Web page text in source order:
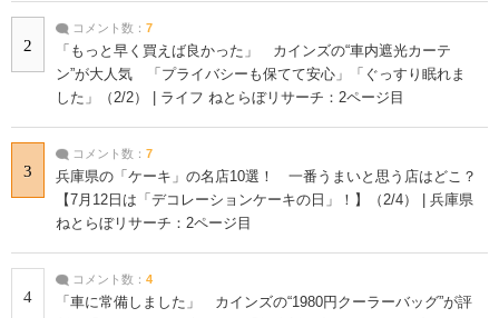
2
コメント数： 7
「もっと早く買えば良かった」 カインズの“車内遮光カーテ
ン”が大人気 「プライバシーも保てて安心」「ぐっすり眠れま
した」（2/2） | ライフ ねとらぼリサーチ：2ページ目
3
コメント数： 7
兵庫県の「ケーキ」の名店10選！ 一番うまいと思う店はどこ？
【7月12日は「デコレーションケーキの日」！】（2/4） | 兵庫県
ねとらぼリサーチ：2ページ目
4
コメント数： 4
「車に常備しました」 カインズの“1980円クーラーバッグ”が評